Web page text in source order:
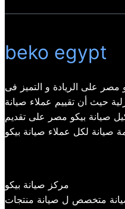
beko egypt
مصر على الريادة و التميز فى
حيث أن تقييم عملاء صيانة
صيانة بيكو مصر على تقديم
لكل عملاء صيانة بيكو
مركز صيانة بيكو
متخصص ل صيانة منتجات